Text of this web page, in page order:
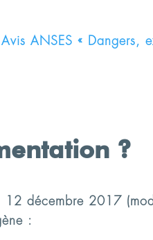
Avis ANSES « Dangers,
?
12 décembre 2017
: